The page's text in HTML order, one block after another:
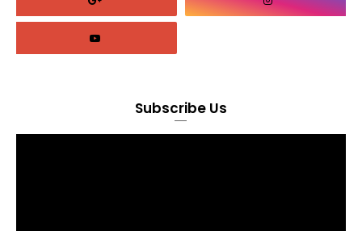
Subscribe Us